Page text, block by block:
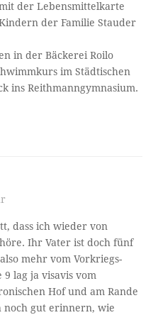
der Lebensmittelkarte
der Familie Stauder
in der Bäckerei Roilo
im Städtischen
ins Reithmanngymnasium.
dass ich wieder von
Ihr Vater ist doch fünf
mehr vom Vorkriegs-
9 lag ja visavis vom
Hof und am Rande
noch gut erinnern, wie